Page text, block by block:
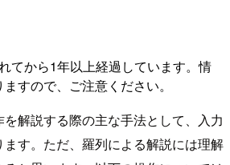
てから1年以上経過しています。情
すので、ご注意ください。
解説する際の主な手法として、入力
す。ただ、羅列による解説には理解